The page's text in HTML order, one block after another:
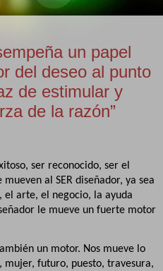
un papel
del deseo al punto
de estimular y
de la razón”
ser reconocido, ser el
al SER diseñador, ya sea
el arte, el negocio, la ayuda
le mueve un fuerte motor
un motor. Nos mueve lo
mujer, futuro, puesto, travesura,